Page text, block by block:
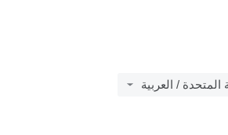
المتحدة / العربية